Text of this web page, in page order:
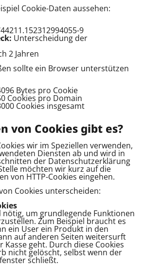
Cookie-Daten aussehen:
9
Unterscheidung der
2 Jahren
sollte ein Browser unterstützen
Bytes pro Cookie
Cookies pro Domain
Cookies insgesamt
von Cookies gibt es?
wir im Speziellen verwenden,
Diensten ab und wird in
der Datenschutzerklärung
möchten wir kurz auf die
von HTTP-Cookies eingehen.
Cookies unterscheiden:
nötig, um grundlegende Funktionen
Zum Beispiel braucht es
ein User ein Produkt in den
auf anderen Seiten weitersurft
geht. Durch diese Cookies
nicht gelöscht, selbst wenn der
schließt.